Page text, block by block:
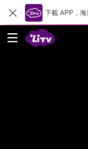
下載 APP，